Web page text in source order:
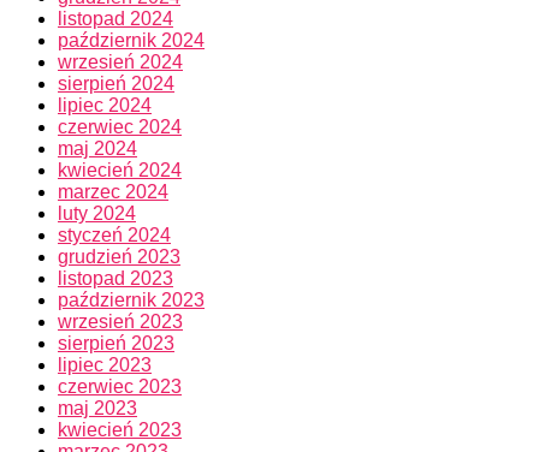
listopad 2024
październik 2024
wrzesień 2024
sierpień 2024
lipiec 2024
czerwiec 2024
maj 2024
kwiecień 2024
marzec 2024
luty 2024
styczeń 2024
grudzień 2023
listopad 2023
październik 2023
wrzesień 2023
sierpień 2023
lipiec 2023
czerwiec 2023
maj 2023
kwiecień 2023